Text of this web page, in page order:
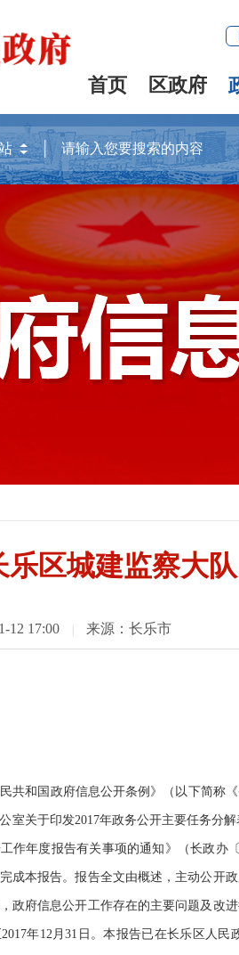
首页 区政府
乐区城建监察大
12 17:00 来源：长乐市
共和国政府信息公开条例》（以下简称
室关于印发2017年政务公开主要任务分
作年度报告有关事项的通知》（长政办〔
成本报告。报告全文由概述，主动公开
政府信息公开工作存在的主要问题及改
2017年12月31 日。本报告已在长乐区人民